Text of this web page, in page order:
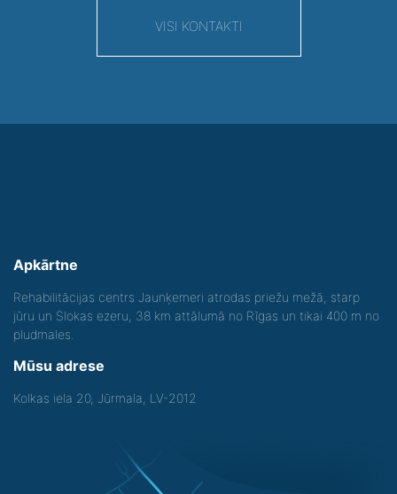
VISI KONTAKTI
Apkārtne
Rehabilitācijas centrs Jaunķemeri atrodas priežu mežā, starp
jūru un Slokas ezeru, 38 km attālumā no Rīgas un tikai 400 m no
pludmales.
Mūsu adrese
Kolkas iela 20, Jūrmala, LV-2012